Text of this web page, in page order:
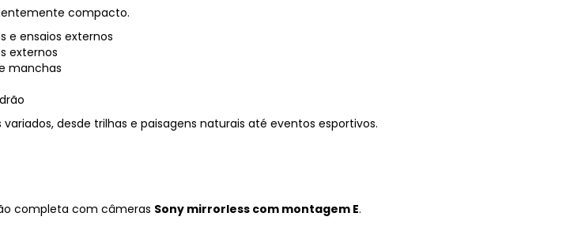
compacto.
e ensaios externos
externos
manchas
desde trilhas e paisagens naturais até eventos esportivos.
completa com câmeras Sony mirrorless com montagem E.